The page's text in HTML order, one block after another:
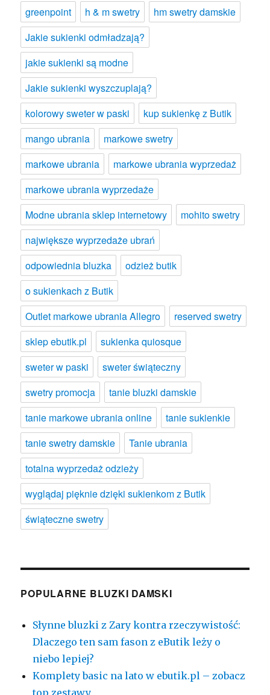
greenpoint
h & m swetry
hm swetry damskie
Jakie sukienki odmładzają?
jakie sukienki są modne
Jakie sukienki wyszczuplają?
kolorowy sweter w paski
kup sukienkę z Butik
mango ubrania
markowe swetry
markowe ubrania
markowe ubrania wyprzedaż
markowe ubrania wyprzedaże
Modne ubrania sklep internetowy
mohito swetry
największe wyprzedaże ubrań
odpowiednia bluzka
odzież butik
o sukienkach z Butik
Outlet markowe ubrania Allegro
reserved swetry
sklep ebutik.pl
sukienka quiosque
sweter w paski
sweter świąteczny
swetry promocja
tanie bluzki damskie
tanie markowe ubrania online
tanie sukienkie
tanie swetry damskie
Tanie ubrania
totalna wyprzedaż odzieży
wyglądaj pięknie dzięki sukienkom z Butik
świąteczne swetry
POPULARNE BLUZKI DAMSKI
Słynne bluzki z Zary kontra rzeczywistość:
Dlaczego ten sam fason z eButik leży o
niebo lepiej?
Komplety basic na lato w ebutik.pl – zobacz
top zestawy